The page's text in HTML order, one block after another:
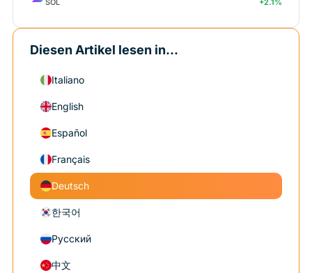
+2.1%
Diesen Artikel lesen in...
Italiano
English
Español
Français
Deutsch
한국어
Русский
中文